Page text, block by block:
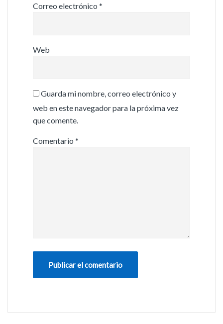
Correo electrónico *
Web
Guarda mi nombre, correo electrónico y
web en este navegador para la próxima vez
que comente.
Comentario *